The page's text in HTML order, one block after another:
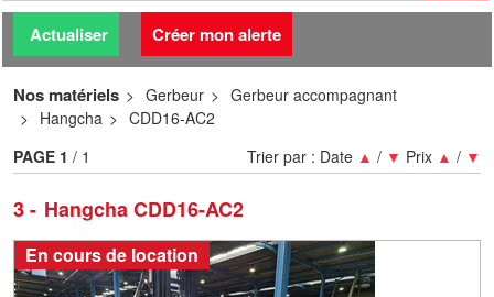
Actualiser Créer mon alerte
Nos matériels Gerbeur
Gerbeur accompagnant
Hangcha
CDD16-AC2
3 Hangcha CDD16-AC2
Trier par : Date ▲ / ▼ Prix ▲ / ▼
PAGE 1 / 1
En cours de location